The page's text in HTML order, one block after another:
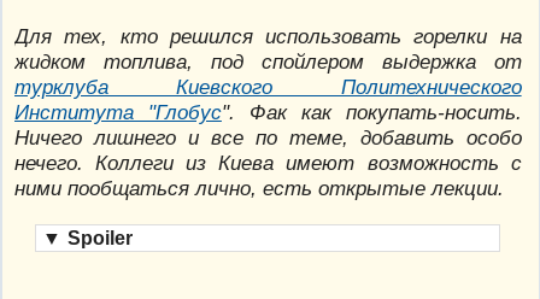
Для тех, кто решился использовать горелки на
жидком топлива, под спойлером выдержка от
турклуба Киевского Политехнического
Института "Глобус". Фак как покупать-носить.
Ничего лишнего и все по теме, добавить особо
нечего. Коллеги из Киева имеют возможность с
ними пообщаться лично, есть открытые лекции.
▼ Spoiler